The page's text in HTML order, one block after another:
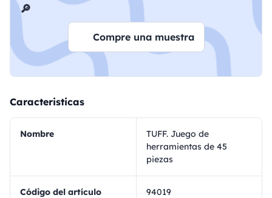
🔎
Compre una muestra
Caracteristicas
Nombre
TUFF. Juego de
herramientas de 45
piezas
Código del artículo 94019